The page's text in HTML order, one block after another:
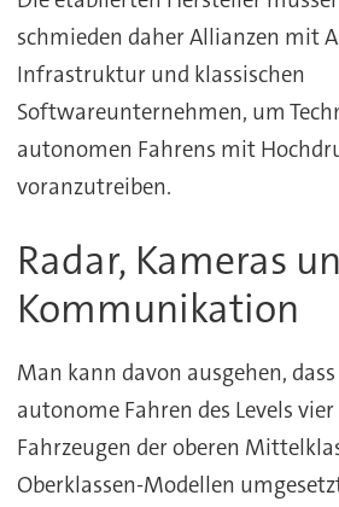
schmieden daher Allianzen mit
Infrastruktur und klassischen
Softwareunternehmen, um
autonomen Fahrens mit
voranzutreiben.
Radar, Kameras
Kommunikation
Man kann davon ausgehen,
autonome Fahren des Levels
Fahrzeugen der oberen
Oberklassen-Modellen